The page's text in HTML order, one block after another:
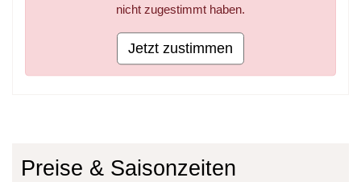
nicht zugestimmt haben.
Jetzt zustimmen
Preise & Saisonzeiten